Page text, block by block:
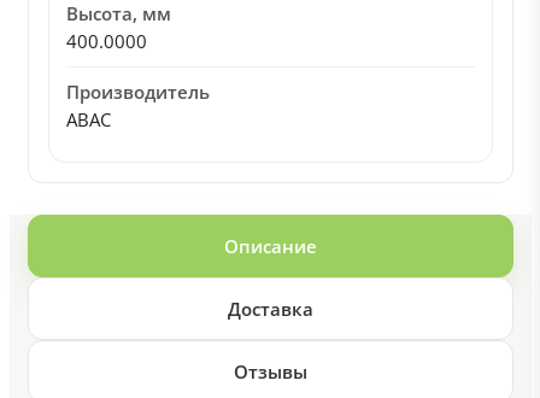
Высота, мм
400.0000
Производитель
ABAC
Описание
Доставка
Отзывы